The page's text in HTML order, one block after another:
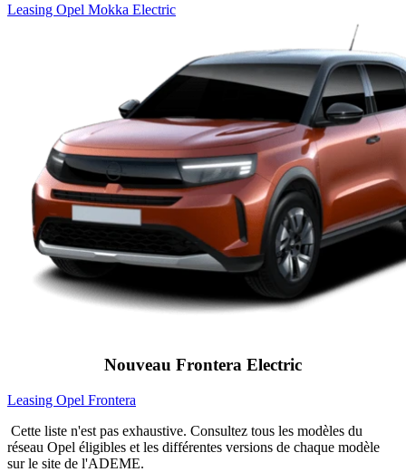
Leasing Opel Mokka Electric
Nouveau Frontera Electric
Leasing ​Opel Frontera
Cette liste n'est pas exhaustive. Consultez tous les modèles du
réseau Opel éligibles et les différentes versions de chaque modèle
sur le site de l'ADEME.